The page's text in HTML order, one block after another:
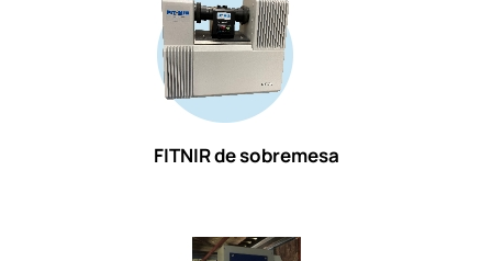
FITNIR de sobremesa